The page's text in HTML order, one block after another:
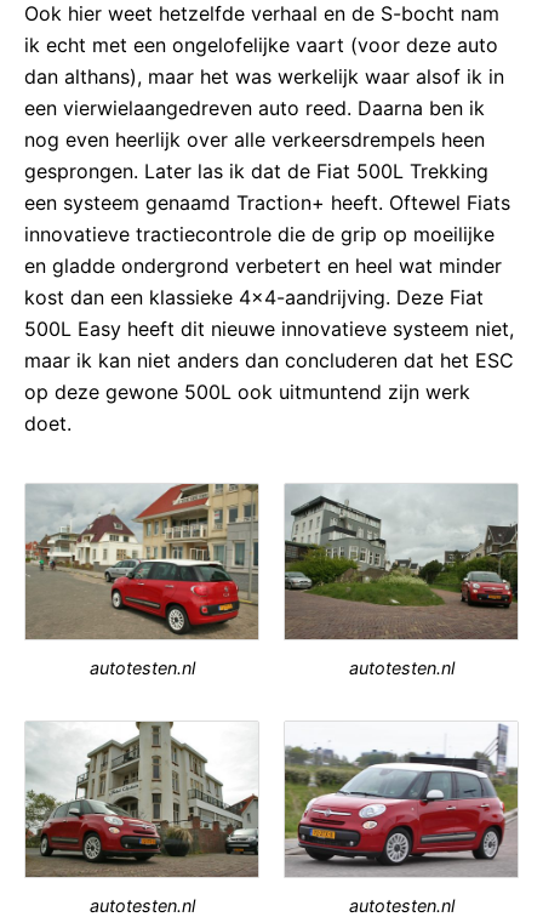
Ook hier weet hetzelfde verhaal en de S-bocht nam
ik echt met een ongelofelijke vaart (voor deze auto
dan althans), maar het was werkelijk waar alsof ik in
een vierwielaangedreven auto reed. Daarna ben ik
nog even heerlijk over alle verkeersdrempels heen
gesprongen. Later las ik dat de Fiat 500L Trekking
een systeem genaamd Traction+ heeft. Oftewel Fiats
innovatieve tractiecontrole die de grip op moeilijke
en gladde ondergrond verbetert en heel wat minder
kost dan een klassieke 4×4-aandrijving. Deze Fiat
500L Easy heeft dit nieuwe innovatieve systeem niet,
maar ik kan niet anders dan concluderen dat het ESC
op deze gewone 500L ook uitmuntend zijn werk
doet.
autotesten.nl autotesten.nl
autotesten.nl autotesten.nl